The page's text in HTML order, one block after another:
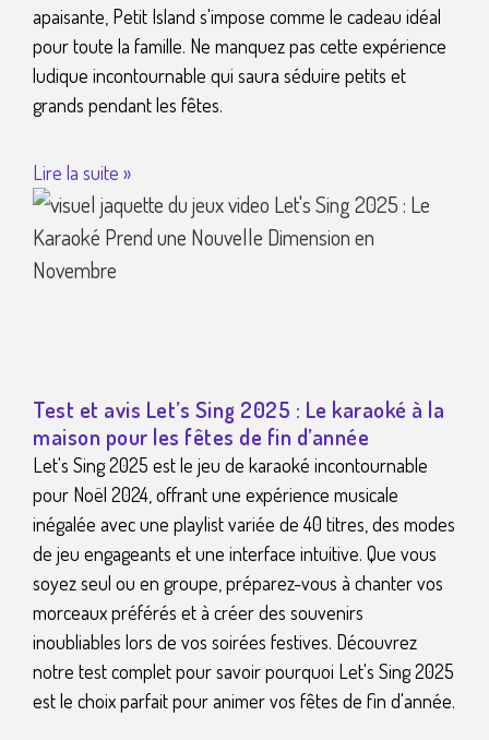
apaisante, Petit Island s'impose comme le cadeau idéal
pour toute la famille. Ne manquez pas cette expérience
ludique incontournable qui saura séduire petits et
grands pendant les fêtes.
Lire la suite »
Test et avis Let’s Sing 2025 : Le karaoké à la
maison pour les fêtes de fin d’année
Let's Sing 2025 est le jeu de karaoké incontournable
pour Noël 2024, offrant une expérience musicale
inégalée avec une playlist variée de 40 titres, des modes
de jeu engageants et une interface intuitive. Que vous
soyez seul ou en groupe, préparez-vous à chanter vos
morceaux préférés et à créer des souvenirs
inoubliables lors de vos soirées festives. Découvrez
notre test complet pour savoir pourquoi Let's Sing 2025
est le choix parfait pour animer vos fêtes de fin d'année.